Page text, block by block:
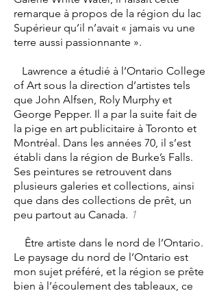
remarque à propos de la région du lac
Supérieur qu’il n’avait « jamais vu une
terre aussi passionnante ».
Lawrence a étudié à l’Ontario College
of Art sous la direction d’artistes tels
que John Alfsen, Roly Murphy et
George Pepper. Il a par la suite fait de
la pige en art publicitaire à Toronto et
Montréal. Dans les années 70, il s’est
établi dans la région de Burke’s Falls.
Ses peintures se retrouvent dans
plusieurs galeries et collections, ainsi
que dans des collections de prêt, un
peu partout au Canada. 1
Être artiste dans le nord de l’Ontario.
Le paysage du nord de l’Ontario est
mon sujet préféré, et la région se prête
bien à l’écoulement des tableaux, ce